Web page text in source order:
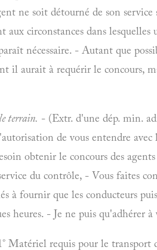
ne soit détourné de son
aux circonstances dans
nécessaire. - Autant que
il aurait à requérir le concours,
terrain. - (Extr. d'une dép. min.
de vous entendre
obtenir le concours des
du contrôle, - Vous faites
à fournir que les conducteurs
heures. - Je ne puis qu'adhérer
Matériel requis pour le transport